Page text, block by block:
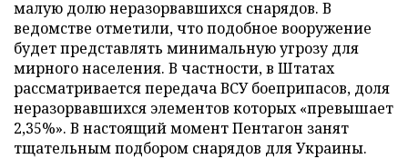
малую долю неразорвавшихся снарядов. В
ведомстве отметили, что подобное вооружение
будет представлять минимальную угрозу для
мирного населения. В частности, в Штатах
рассматривается передача ВСУ боеприпасов, доля
неразорвавшихся элементов которых «превышает
2,35%». В настоящий момент Пентагон занят
тщательным подбором снарядов для Украины.